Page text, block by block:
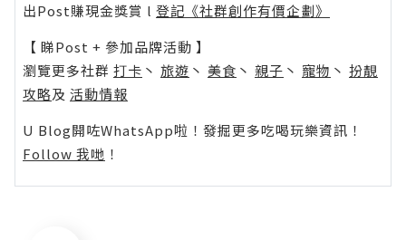
出Post賺現金獎賞 l 登記《社群創作有價企劃》
【 睇Post + 參加品牌活動 】
瀏覽更多社群 打卡 丶 旅遊 丶 美食 丶 親子 丶 寵物 丶 扮靚
攻略及 活動情報
U Blog開咗WhatsApp啦！發掘更多吃喝玩樂資訊！
Follow 我哋 ！